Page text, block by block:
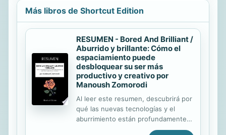
Más libros de Shortcut Edition
RESUMEN - Bored And Brilliant /
Aburrido y brillante: Cómo el
espaciamiento puede
desbloquear su ser más
productivo y creativo por
Manoush Zomorodi
Al leer este resumen, descubrirá por
qué las nuevas tecnologías y el
aburrimiento están profundamente
vinculados, y por qué aburrirse es